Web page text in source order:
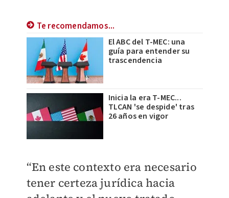
Te recomendamos...
El ABC del T-MEC: una
guía para entender su
trascendencia
Inicia la era T-MEC...
TLCAN 'se despide' tras
26 años en vigor
“En este contexto era necesario
tener certeza jurídica hacia